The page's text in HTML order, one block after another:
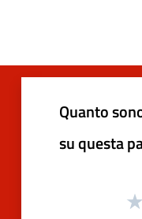
Quanto
su questa